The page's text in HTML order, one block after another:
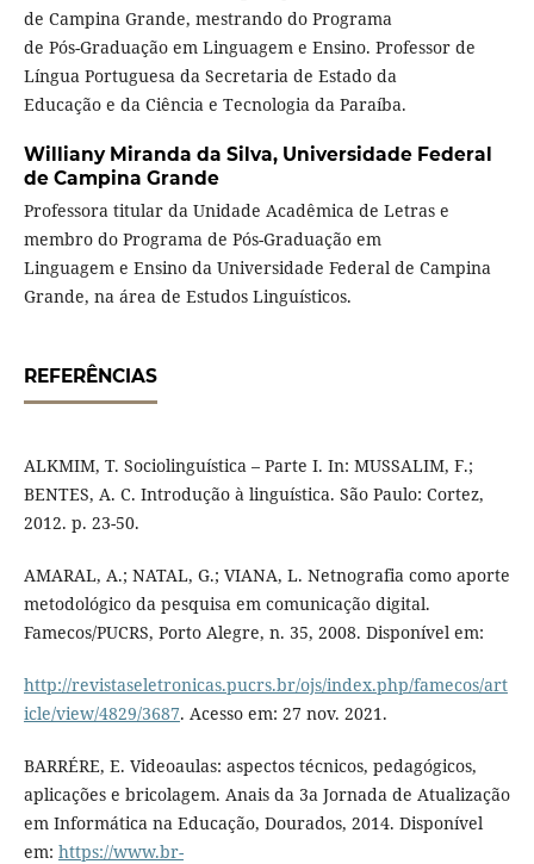
de Campina Grande, mestrando do Programa
de Pós-Graduação em Linguagem e Ensino. Professor de
Língua Portuguesa da Secretaria de Estado da
Educação e da Ciência e Tecnologia da Paraíba.
Williany Miranda da Silva, Universidade Federal
de Campina Grande
Professora titular da Unidade Acadêmica de Letras e
membro do Programa de Pós-Graduação em
Linguagem e Ensino da Universidade Federal de Campina
Grande, na área de Estudos Linguísticos.
REFERÊNCIAS
ALKMIM, T. Sociolinguística – Parte I. In: MUSSALIM, F.;
BENTES, A. C. Introdução à linguística. São Paulo: Cortez,
2012. p. 23-50.
AMARAL, A.; NATAL, G.; VIANA, L. Netnografia como aporte
metodológico da pesquisa em comunicação digital.
Famecos/PUCRS, Porto Alegre, n. 35, 2008. Disponível em:
http://revistaseletronicas.pucrs.br/ojs/index.php/famecos/art
icle/view/4829/3687. Acesso em: 27 nov. 2021.
BARRÉRE, E. Videoaulas: aspectos técnicos, pedagógicos,
aplicações e bricolagem. Anais da 3a Jornada de Atualização
em Informática na Educação, Dourados, 2014. Disponível
em: https://www.br-